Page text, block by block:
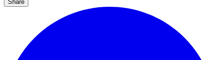
Share